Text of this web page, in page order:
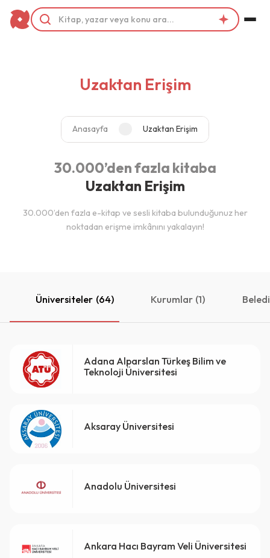
Uzaktan Erişim
Anasayfa Uzaktan Erişim
30.000’den fazla kitaba
Uzaktan Erişim
30.000’den fazla e-kitap ve sesli kitaba bulunduğunuz her
noktadan erişme imkânını yakalayın!
Üniversiteler (64) Kurumlar (1)
Adana Alparslan Türkeş Bilim ve
Teknoloji Üniversitesi
Aksaray Üniversitesi
Anadolu Üniversitesi
Ankara Hacı Bayram Veli Üniversitesi